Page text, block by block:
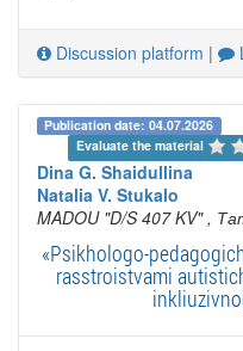
Discussion platform |
Publication date: 04.07.2026
Evaluate the material
Dina G. Shaidullina
Natalia V. Stukalo
MADOU "D/S 407 KV" ,
«Psikhologo-
rasstroistvami